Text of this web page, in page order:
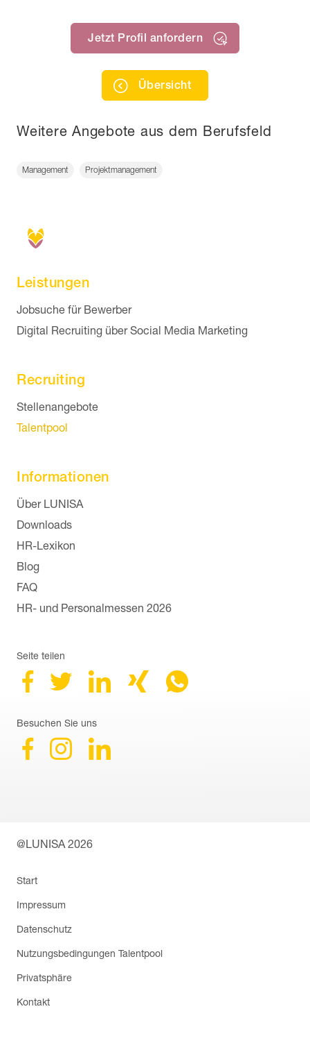
Jetzt Profil anfordern
Übersicht
Weitere Angebote aus dem Berufsfeld
Management Projektmanagement
Leistungen
Navigation überspringen
Jobsuche für Bewerber
Digital Recruiting über Social Media Marketing
Recruiting
Navigation überspringen
Stellenangebote
Talentpool
Informationen
Navigation überspringen
Über LUNISA
Downloads
HR-Lexikon
Blog
FAQ
HR- und Personalmessen 2026
Seite teilen
Besuchen Sie uns
@LUNISA 2026
Navigation
Start
Impressum
Datenschutz
Nutzungsbedingungen Talentpool
Privatsphäre
Kontakt